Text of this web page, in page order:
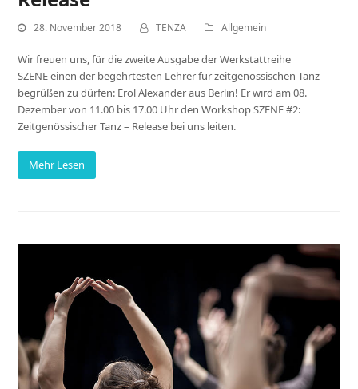
28. November 2018 TENZA Allgemein
Wir freuen uns, für die zweite Ausgabe der Werkstattreihe
SZENE einen der begehrtesten Lehrer für zeitgenössischen Tanz
begrüßen zu dürfen: Erol Alexander aus Berlin! Er wird am 08.
Dezember von 11.00 bis 17.00 Uhr den Workshop SZENE #2:
Zeitgenössischer Tanz – Release bei uns leiten.
Mehr Lesen